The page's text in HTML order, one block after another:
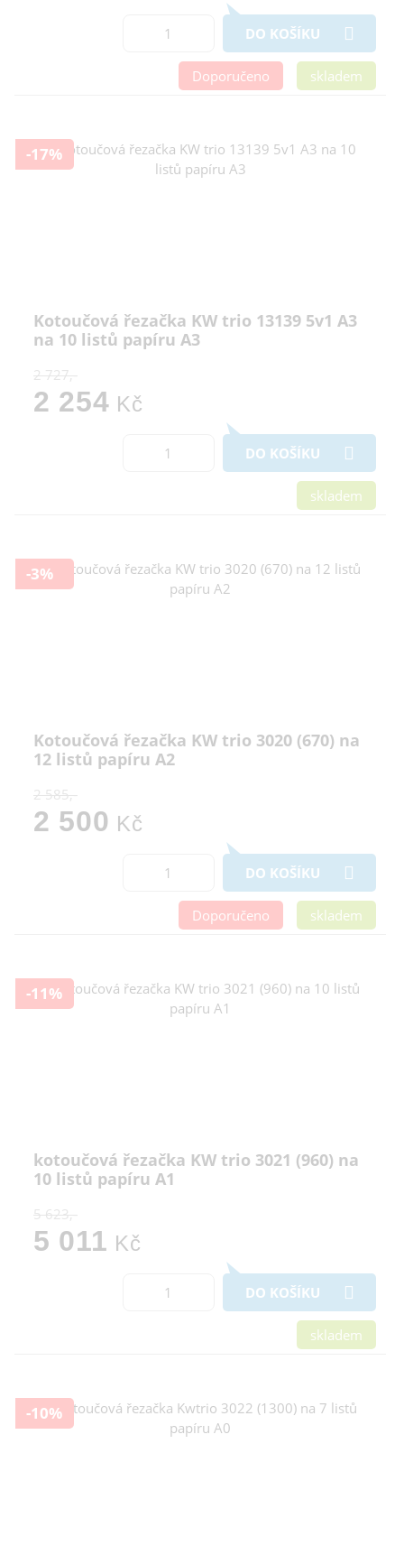
DO KOŠÍKU
Doporučeno skladem
-17%
Kotoučová řezačka KW trio 13139 5v1 A3
na 10 listů papíru A3
2 727,-
2 254 Kč
DO KOŠÍKU
skladem
-3%
Kotoučová řezačka KW trio 3020 (670) na
12 listů papíru A2
2 585,-
2 500 Kč
DO KOŠÍKU
Doporučeno skladem
-11%
kotoučová řezačka KW trio 3021 (960) na
10 listů papíru A1
5 623,-
5 011 Kč
DO KOŠÍKU
skladem
-10%